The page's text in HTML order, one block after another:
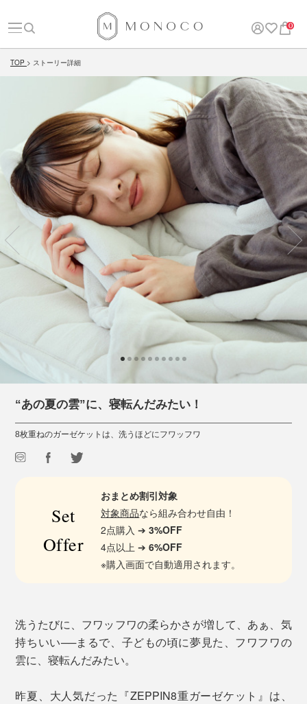
0
TOP ストーリー詳細
“あの夏の雲”に、寝転んだみたい！
8枚重ねのガーゼケットは、洗うほどにフワッフワ
Set
Offer
おまとめ割引対象
対象商品なら組み合わせ自由！
2点購入 ➔3%OFF
4点以上 ➔6%OFF
※購入画面で自動適用されます。
洗うたびに、フワッフワの柔らかさが増して、あぁ、気
持ちいい──まるで、子どもの頃に夢見た、フワフワの
雲に、寝転んだみたい。
昨夏、大人気だった『ZEPPIN8重ガーゼケット』は、